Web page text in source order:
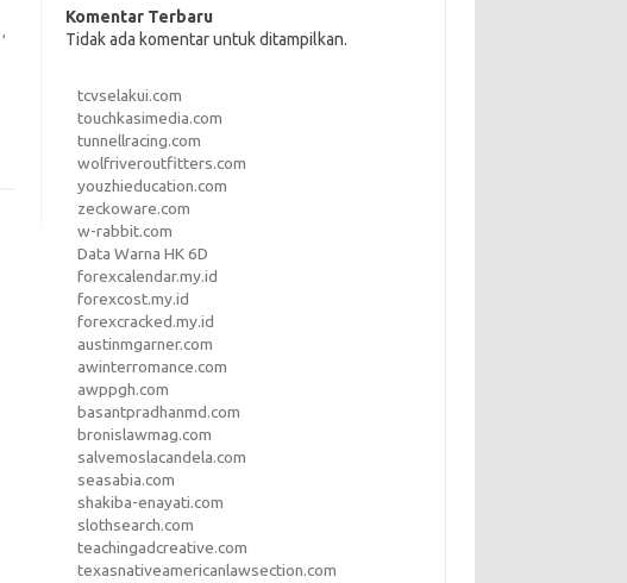
,
Komentar Terbaru
Tidak ada komentar untuk ditampilkan.
tcvselakui.com
touchkasimedia.com
tunnellracing.com
wolfriveroutfitters.com
youzhieducation.com
zeckoware.com
w-rabbit.com
Data Warna HK 6D
forexcalendar.my.id
forexcost.my.id
forexcracked.my.id
austinmgarner.com
awinterromance.com
awppgh.com
basantpradhanmd.com
bronislawmag.com
salvemoslacandela.com
seasabia.com
shakiba-enayati.com
slothsearch.com
teachingadcreative.com
texasnativeamericanlawsection.com